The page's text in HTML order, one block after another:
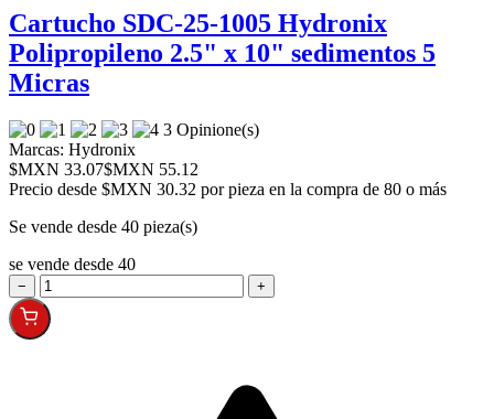
Cartucho SDC-25-1005 Hydronix
Polipropileno 2.5" x 10" sedimentos 5
Micras
3 Opinione(s)
Marcas: Hydronix
$MXN 33.07$MXN 55.12
Precio desde $MXN 30.32 por pieza en la compra de 80 o más
Se vende desde 40 pieza(s)
se vende desde 40
− +